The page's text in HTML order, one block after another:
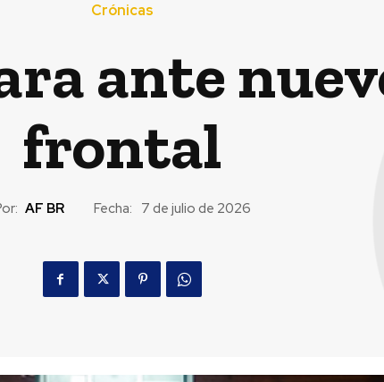
Crónicas
ante
frontal
AF BR Fecha: 7 de julio de 2026